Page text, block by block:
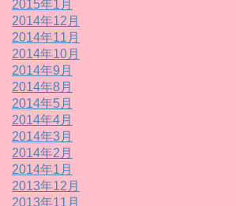
2015年1月
2014年12月
2014年11月
2014年10月
2014年9月
2014年8月
2014年5月
2014年4月
2014年3月
2014年2月
2014年1月
2013年12月
2013年11月